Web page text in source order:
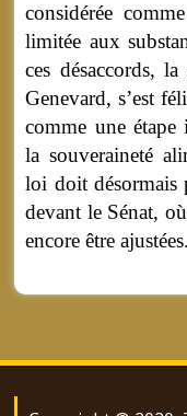
considérée
limitée aux
ces désaccords,
Genevard, s’est
comme une étape
la souveraineté
loi doit désormais
devant le Sénat,
encore être ajustées.